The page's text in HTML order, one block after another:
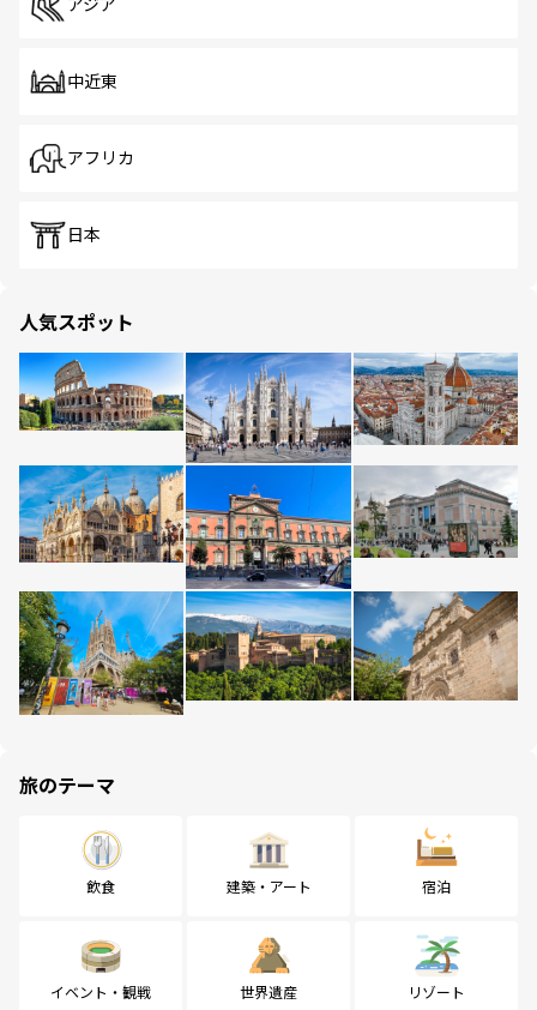
アジア
中近東
アフリカ
日本
人気スポット
旅のテーマ
飲食 建築・アート 宿泊
イベント・観戦 世界遺産 リゾート